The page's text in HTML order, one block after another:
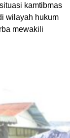
kamtibmas
wilayah hukum
mewakili